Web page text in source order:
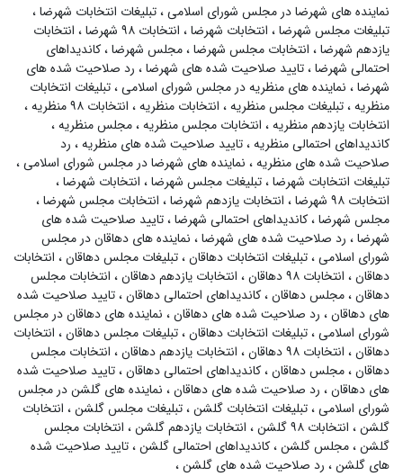
نماینده های شهرضا در مجلس شورای اسلامی،تبلیغات انتخابات شهرضا،
تبلیغات مجلس شهرضا، انتخابات شهرضا، انتخابات ۹۸ شهرضا ، انتخابات
یازدهم شهرضا، انتخابات مجلس شهرضا،مجلس شهرضا،کاندیداهای
احتمالی شهرضا،تایید صلاحیت شده های شهرضا، رد صلاحیت شده های
شهرضا، نماینده های منظریه در مجلس شورای اسلامی،تبلیغات انتخابات
منظریه،تبلیغات مجلس منظریه، انتخابات منظریه، انتخابات ۹۸ منظریه
،
انتخابات یازدهم منظریه، انتخابات مجلس منظریه،مجلس منظریه،
کاندیداهای احتمالی منظریه،تایید صلاحیت شده های منظریه، رد
صلاحیت شده های منظریه، نماینده های شهرضا در مجلس شورای اسلامی،
تبلیغات انتخابات شهرضا،تبلیغات مجلس شهرضا، انتخابات شهرضا،
انتخابات ۹۸ شهرضا
، انتخابات یازدهم شهرضا، انتخابات مجلس شهرضا،
مجلس شهرضا،کاندیداهای احتمالی شهرضا،تایید صلاحیت شده های
شهرضا، رد صلاحیت شده های شهرضا، نماینده های دهاقان در مجلس
شورای اسلامی،تبلیغات انتخابات دهاقان،تبلیغات مجلس دهاقان، انتخابات
دهاقان، انتخابات ۹۸ دهاقان ، انتخابات یازدهم دهاقان، انتخابات مجلس
دهاقان،مجلس دهاقان،کاندیداهای احتمالی دهاقان،تایید صلاحیت شده
های دهاقان، رد صلاحیت شده های دهاقان، نماینده های دهاقان در مجلس
شورای اسلامی،تبلیغات انتخابات دهاقان،تبلیغات مجلس دهاقان، انتخابات
دهاقان، انتخابات ۹۸ دهاقان ، انتخابات یازدهم دهاقان، انتخابات مجلس
دهاقان،مجلس دهاقان،کاندیداهای احتمالی دهاقان،تایید صلاحیت شده
های دهاقان، رد صلاحیت شده های دهاقان، نماینده های گلشن در مجلس
شورای اسلامی،تبلیغات انتخابات گلشن،تبلیغات مجلس گلشن، انتخابات
گلشن، انتخابات ۹۸ گلشن ، انتخابات یازدهم گلشن، انتخابات مجلس
گلشن،مجلس گلشن،کاندیداهای احتمالی گلشن،تایید صلاحیت شده
های گلشن، رد صلاحیت شده های گلشن،